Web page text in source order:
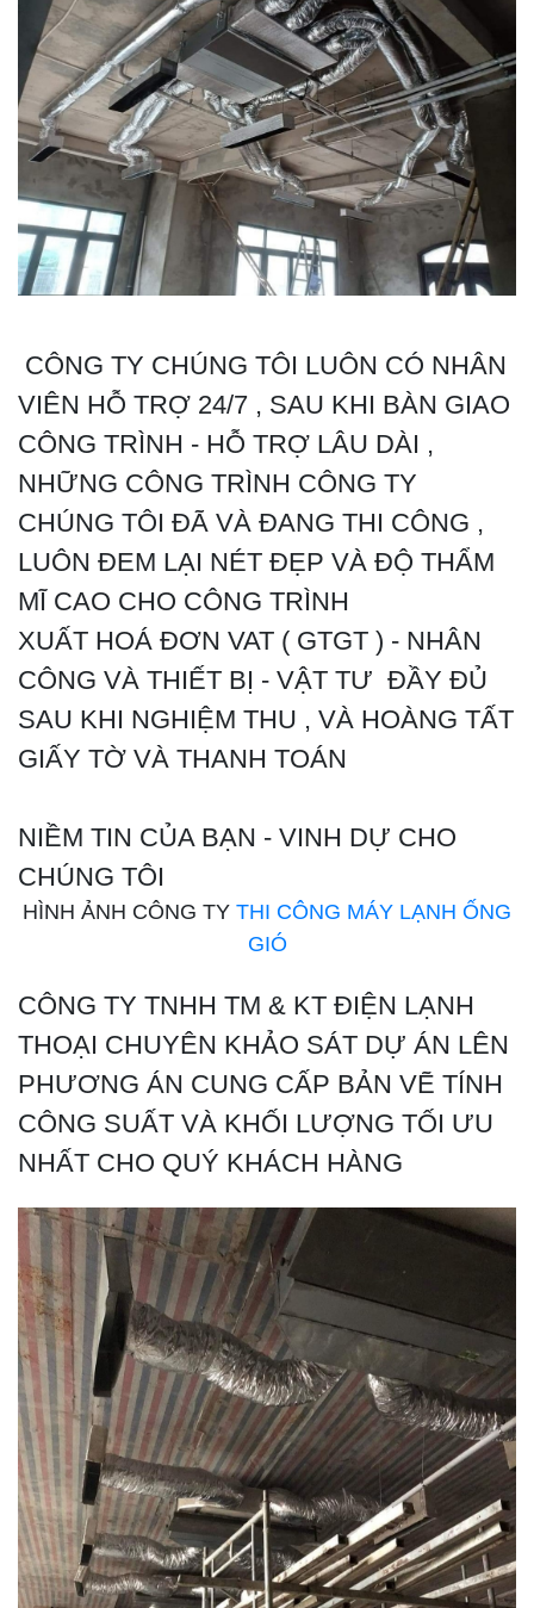
CÔNG TY CHÚNG TÔI LUÔN CÓ NHÂN
VIÊN HỖ TRỢ 24/7 , SAU KHI BÀN GIAO
CÔNG TRÌNH - HỖ TRỢ LÂU DÀI ,
NHỮNG CÔNG TRÌNH CÔNG TY
CHÚNG TÔI ĐÃ VÀ ĐANG THI CÔNG ,
LUÔN ĐEM LẠI NÉT ĐẸP VÀ ĐỘ THẨM
MĨ CAO CHO CÔNG TRÌNH
XUẤT HOÁ ĐƠN VAT ( GTGT ) - NHÂN
CÔNG VÀ THIẾT BỊ - VẬT TƯ ĐẦY ĐỦ
SAU KHI NGHIỆM THU , VÀ HOÀNG TẤT
GIẤY TỜ VÀ THANH TOÁN
NIỀM TIN CỦA BẠN - VINH DỰ CHO
CHÚNG TÔI
HÌNH ẢNH CÔNG TY THI CÔNG MÁY LẠNH ỐNG
GIÓ
CÔNG TY TNHH TM & KT ĐIỆN LẠNH
THOẠI CHUYÊN KHẢO SÁT DỰ ÁN LÊN
PHƯƠNG ÁN CUNG CẤP BẢN VẼ TÍNH
CÔNG SUẤT VÀ KHỐI LƯỢNG TỐI ƯU
NHẤT CHO QUÝ KHÁCH HÀNG